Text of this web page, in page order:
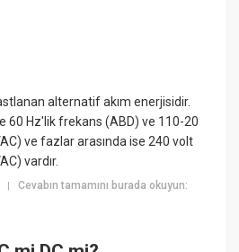
alternatif akım enerjisidir.
60 Hz'lik frekans (ABD) ve 110-20
ve fazlar arasında ise 240 volt
vardır.
|Cevabın tamamını burada okuyun: